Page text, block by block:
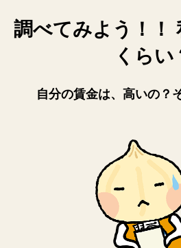
関連リンク
調べてみよう！！
くらい
自分の賃金は、高いの？